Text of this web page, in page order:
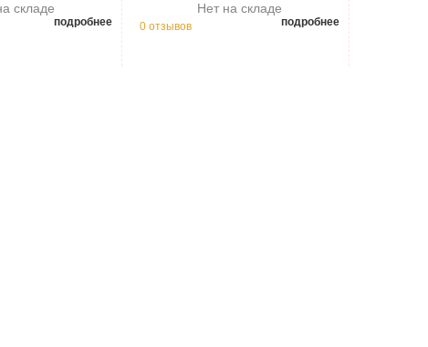
складе
подробнее
Нет на складе
0 отзывов подробнее